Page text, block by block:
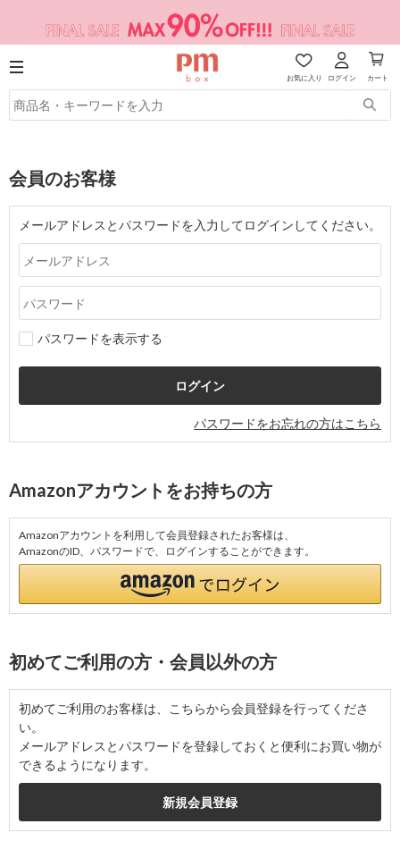
お気に入り ログイン カート
会員のお客様
メールアドレスとパスワードを入力してログインしてください。
パスワードを表示する
パスワードをお忘れの方はこちら
Amazonアカウントをお持ちの方
Amazonアカウントを利用して会員登録されたお客様は、
AmazonのID、パスワードで、ログインすることができます。
初めてご利用の方・会員以外の方
初めてご利用のお客様は、こちらから会員登録を行ってくださ
い。
メールアドレスとパスワードを登録しておくと便利にお買い物が
できるようになります。